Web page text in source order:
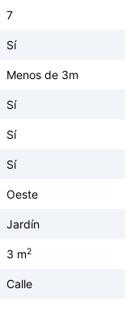
7
Sí
Menos de 3m
Sí
Sí
Sí
Oeste
Jardín
3 m2
Calle